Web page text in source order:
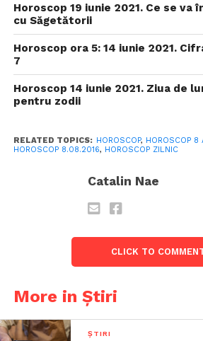
Horoscop 19 iunie 2021. Ce se va
cu Săgetătorii
Horoscop ora 5: 14 iunie 2021.
7
Horoscop 14 iunie 2021. Ziua de
pentru zodii
RELATED TOPICS: HOROSCOP, HOROSCOP 8
HOROSCOP 8.08.2016, HOROSCOP ZILNIC
Catalin Nae
CLICK TO
More in Știri
ȘTIRI